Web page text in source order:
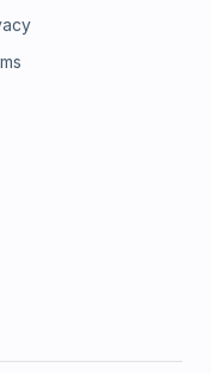
越えてゆけ2)《泡泡
》《暗喻幻想》《女神